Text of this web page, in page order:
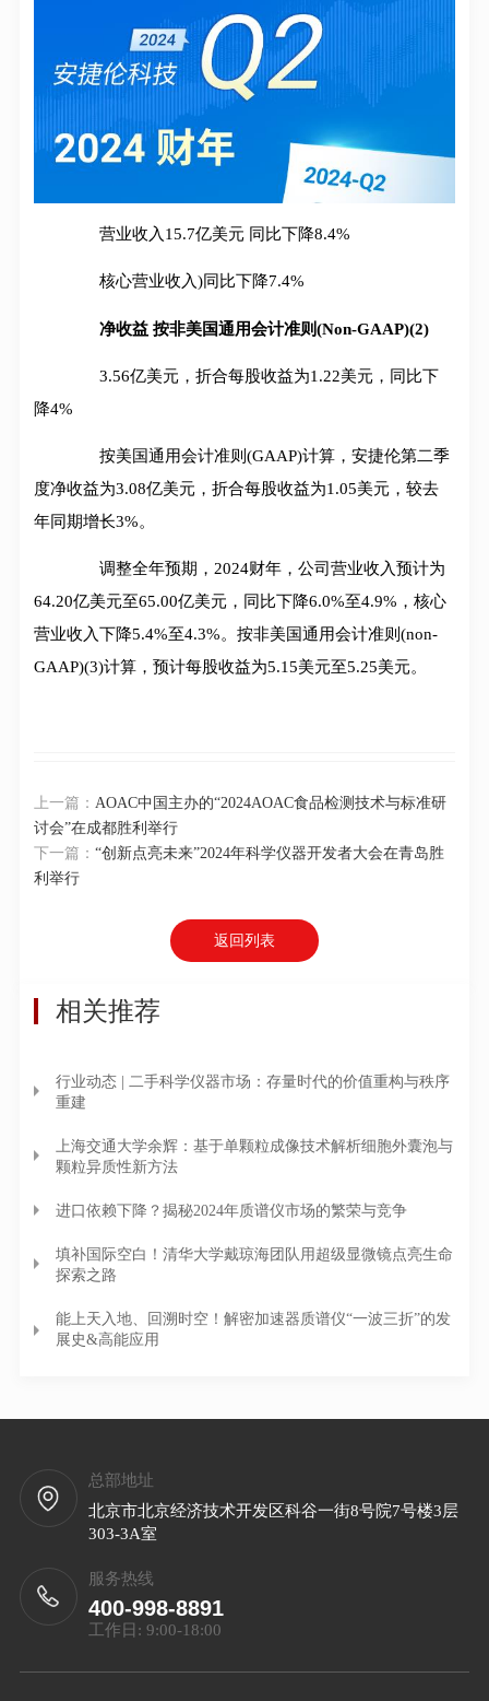
营业收入15.7亿美元 同比下降8.4%
核心营业收入)同比下降7.4%
净收益 按非美国通用会计准则(Non-GAAP)(2)
3.56亿美元，折合每股收益为1.22美元，同比下
降4%
按美国通用会计准则(GAAP)计算，安捷伦第二季
度净收益为3.08亿美元，折合每股收益为1.05美元，较去
年同期增长3%。
调整全年预期，2024财年，公司营业收入预计为
64.20亿美元至65.00亿美元，同比下降6.0%至4.9%，核心
营业收入下降5.4%至4.3%。按非美国通用会计准则(non-
GAAP)(3)计算，预计每股收益为5.15美元至5.25美元。
上一篇：AOAC中国主办的“2024AOAC食品检测技术与标准研
讨会”在成都胜利举行
下一篇：“创新点亮未来”2024年科学仪器开发者大会在青岛胜
利举行
返回列表
相关推荐
行业动态 | 二手科学仪器市场：存量时代的价值重构与秩序
重建
上海交通大学余辉：基于单颗粒成像技术解析细胞外囊泡与
颗粒异质性新方法
进口依赖下降？揭秘2024年质谱仪市场的繁荣与竞争
填补国际空白！清华大学戴琼海团队用超级显微镜点亮生命
探索之路
能上天入地、回溯时空！解密加速器质谱仪“一波三折”的发
展史&高能应用
总部地址
北京市北京经济技术开发区科谷一街8号院7号楼3层
303-3A室
服务热线
400-998-8891
工作日: 9:00-18:00